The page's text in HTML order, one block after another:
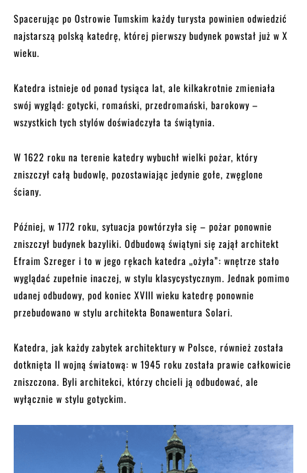
Spacerując po Ostrowie Tumskim każdy turysta powinien odwiedzić
najstarszą polską katedrę, której pierwszy budynek powstał już w X
wieku.
Katedra istnieje od ponad tysiąca lat, ale kilkakrotnie zmieniała
swój wygląd: gotycki, romański, przedromański, barokowy –
wszystkich tych stylów doświadczyła ta świątynia.
W 1622 roku na terenie katedry wybuchł wielki pożar, który
zniszczył całą budowlę, pozostawiając jedynie gołe, zwęglone
ściany.
Później, w 1772 roku, sytuacja powtórzyła się – pożar ponownie
zniszczył budynek bazyliki. Odbudową świątyni się zajął architekt
Efraim Szreger i to w jego rękach katedra „ożyła”: wnętrze stało
wyglądać zupełnie inaczej, w stylu klasycystycznym. Jednak pomimo
udanej odbudowy, pod koniec XVIII wieku katedrę ponownie
przebudowano w stylu architekta Bonawentura Solari.
Katedra, jak każdy zabytek architektury w Polsce, również została
dotknięta II wojną światową: w 1945 roku została prawie całkowicie
zniszczona. Byli architekci, którzy chcieli ją odbudować, ale
wyłącznie w stylu gotyckim.